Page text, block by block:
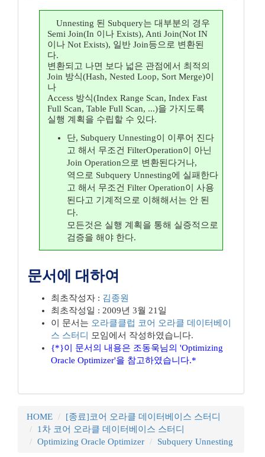
Unnesting 된 Subquery는 대부분의 경우
Semi Join(In 이나 Exists), Anti Join(Not IN
이나 Not Exists), 일반 Join등으로 변환된
다.
변환되고 나면 보다 넓은 관점에서 최적의
Join 방식(Hash, Nested Loop, Sort Merge)이
나
Access 방식(Index Range Scan, Index Fast
Full Scan, Table Full Scan, ...)을 가지도록
실행 계획을 수립할 수 있다.
단, Subquery Unnesting이 이루어 진다
고 해서 무조건 FilterOperation이 아닌
Join Operation으로 변환된다거나,
역으로 Subquery Unnesting에 실패한다
고 해서 무조건 Filter Operation이 사용
된다고 기계적으로 이해해서는 안 된
다.
모든것은 실행 계획을 통해 실증적으로
검증을 해야 한다.
문서에 대하여
최초작성자 : 김종원
최초작성일 : 2009년 3월 21일
이 문서는 오라클클럽 코어 오라클 데이터베이
스 스터디
모임에서 작성하였습니다.
{*}이 문서의 내용은 조동욱님의 'Optimizing
Oracle Optimizer'을 참고하였습니다.*
HOME
[종료]코어 오라클 데이터베이스 스터디
1차 코어 오라클 데이터베이스 스터디
Optimizing Oracle Optimizer
Subquery Unnesting